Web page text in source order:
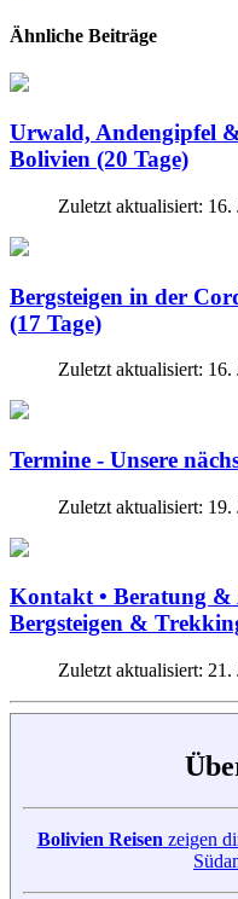
Ähnliche Beiträge
Urwald, Andengipfel
Bolivien (20 Tage)
Zuletzt aktualisiert: 16.
Bergsteigen in der
(17 Tage)
Zuletzt aktualisiert: 16.
Termine - Unsere
Zuletzt aktualisiert: 19.
Kontakt • Beratung &
Bergsteigen &
Zuletzt aktualisiert: 21.
Bolivien Reisen zeigen